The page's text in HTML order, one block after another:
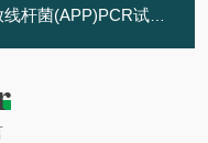
菌(APP)PCR试剂盒